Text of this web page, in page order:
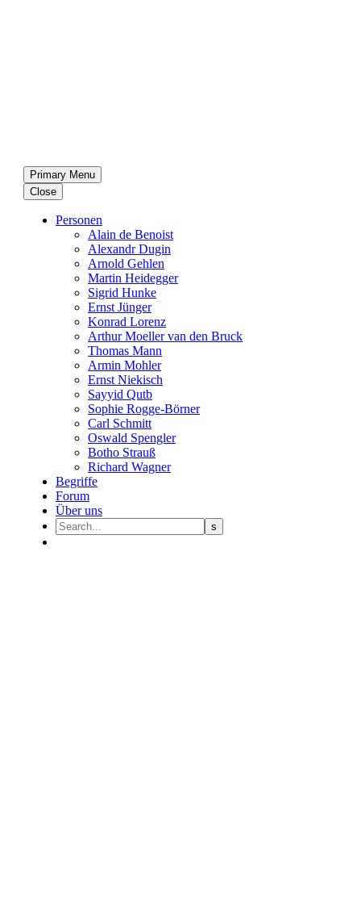
Primary Menu
Close
Per­so­nen
Alain de Benoist
Alex­andr Dugin
Arnold Gehlen
Martin Heid­eg­ger
Sigrid Hunke
Ernst Jünger
Konrad Lorenz
Arthur Moeller van den Bruck
Thomas Mann
Armin Mohler
Ernst Nie­kisch
Sayyid Qutb
Sophie Rogge-Börner
Carl Schmitt
Oswald Speng­ler
Botho Strauß
Richard Wagner
Begriffe
Forum
Über uns